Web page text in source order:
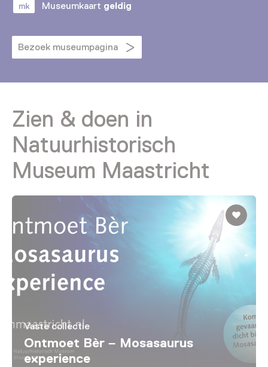
Museumkaart geldig
Bezoek museumpagina
Zien & doen in
Natuurhistorisch
Museum Maastricht
Vaste collectie
Ontmoet Bèr – Mosasaurus
experience